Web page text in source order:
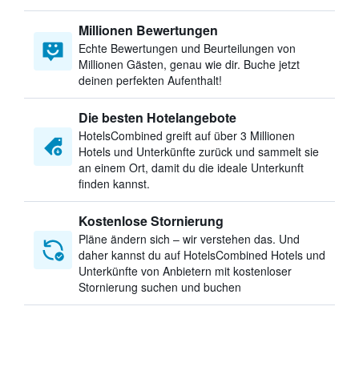
Millionen Bewertungen
Echte Bewertungen und Beurteilungen von
Millionen Gästen, genau wie dir. Buche jetzt
deinen perfekten Aufenthalt!
Die besten Hotelangebote
HotelsCombined greift auf über 3 Millionen
Hotels und Unterkünfte zurück und sammelt sie
an einem Ort, damit du die ideale Unterkunft
finden kannst.
Kostenlose Stornierung
Pläne ändern sich – wir verstehen das. Und
daher kannst du auf HotelsCombined Hotels und
Unterkünfte von Anbietern mit kostenloser
Stornierung suchen und buchen